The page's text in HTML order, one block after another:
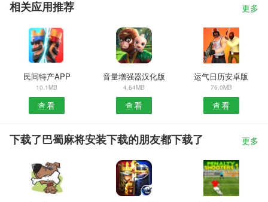
相关应用推荐 更多
民间特产APP
10.1MB
查看
音量增强器汉化版
4.64MB
查看
运气日历安卓版
76.0MB
查看
下载了巴蜀麻将安装下载的朋友都下载了 更多